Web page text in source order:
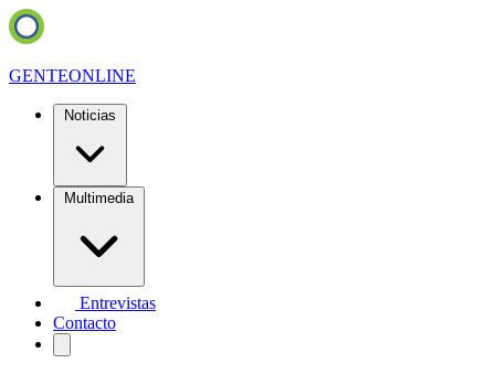
GENTEONLINE
Noticias
Multimedia
Entrevistas
Contacto